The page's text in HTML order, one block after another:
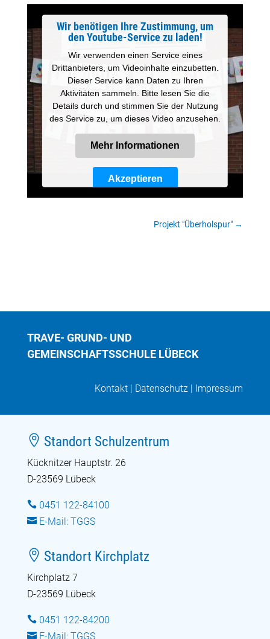
Wir benötigen Ihre Zustimmung, um
den Youtube-Service zu laden!
Wir verwenden einen Service eines
Drittanbieters, um Videoinhalte einzubetten.
Dieser Service kann Daten zu Ihren
Aktivitäten sammeln. Bitte lesen Sie die
Details durch und stimmen Sie der Nutzung
des Service zu, um dieses Video anzusehen.
Mehr Informationen
Akzeptieren
Management Platform
Projekt "Überholspur" →
TRAVE- GRUND- UND
GEMEINSCHAFTSSCHULE LÜBECK
Kontakt | Datenschutz | Impressum
 Standort Schulzentrum
Kücknitzer Hauptstr. 26
D-23569 Lübeck
 0451 122-84100
 E-Mail: TGGS
 Standort Kirchplatz
Kirchplatz 7
D-23569 Lübeck
 0451 122-84200
 E-Mail: TGGS